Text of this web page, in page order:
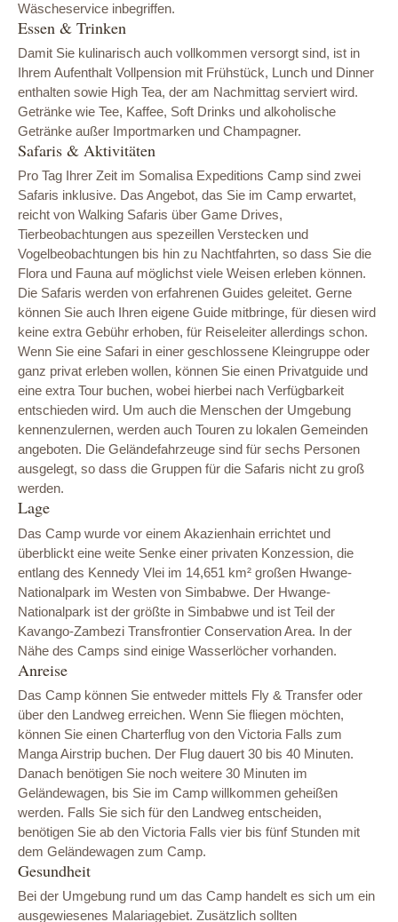
Wäscheservice inbegriffen.
Essen & Trinken
Damit Sie kulinarisch auch vollkommen versorgt sind, ist in
Ihrem Aufenthalt Vollpension mit Frühstück, Lunch und Dinner
enthalten sowie High Tea, der am Nachmittag serviert wird.
Getränke wie Tee, Kaffee, Soft Drinks und alkoholische
Getränke außer Importmarken und Champagner.
Safaris & Aktivitäten
Pro Tag Ihrer Zeit im Somalisa Expeditions Camp sind zwei
Safaris inklusive. Das Angebot, das Sie im Camp erwartet,
reicht von Walking Safaris über Game Drives,
Tierbeobachtungen aus spezeillen Verstecken und
Vogelbeobachtungen bis hin zu Nachtfahrten, so dass Sie die
Flora und Fauna auf möglichst viele Weisen erleben können.
Die Safaris werden von erfahrenen Guides geleitet. Gerne
können Sie auch Ihren eigene Guide mitbringe, für diesen wird
keine extra Gebühr erhoben, für Reiseleiter allerdings schon.
Wenn Sie eine Safari in einer geschlossene Kleingruppe oder
ganz privat erleben wollen, können Sie einen Privatguide und
eine extra Tour buchen, wobei hierbei nach Verfügbarkeit
entschieden wird. Um auch die Menschen der Umgebung
kennenzulernen, werden auch Touren zu lokalen Gemeinden
angeboten. Die Geländefahrzeuge sind für sechs Personen
ausgelegt, so dass die Gruppen für die Safaris nicht zu groß
werden.
Lage
Das Camp wurde vor einem Akazienhain errichtet und
überblickt eine weite Senke einer privaten Konzession, die
entlang des Kennedy Vlei im 14,651 km² großen Hwange-
Nationalpark im Westen von Simbabwe. Der Hwange-
Nationalpark ist der größte in Simbabwe und ist Teil der
Kavango-Zambezi Transfrontier Conservation Area. In der
Nähe des Camps sind einige Wasserlöcher vorhanden.
Anreise
Das Camp können Sie entweder mittels Fly & Transfer oder
über den Landweg erreichen. Wenn Sie fliegen möchten,
können Sie einen Charterflug von den Victoria Falls zum
Manga Airstrip buchen. Der Flug dauert 30 bis 40 Minuten.
Danach benötigen Sie noch weitere 30 Minuten im
Geländewagen, bis Sie im Camp willkommen geheißen
werden. Falls Sie sich für den Landweg entscheiden,
benötigen Sie ab den Victoria Falls vier bis fünf Stunden mit
dem Geländewagen zum Camp.
Gesundheit
Bei der Umgebung rund um das Camp handelt es sich um ein
ausgewiesenes Malariagebiet. Zusätzlich sollten